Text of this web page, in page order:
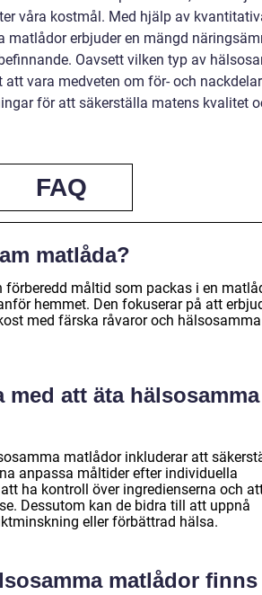
våra kostmål. Med hjälp av
matlådor erbjuder en mängd
Oavsett vilken typ av
vara medveten om för- och
för att säkerställa matens kvalitet
FAQ
matlåda?
förberedd måltid som packas i en
hemmet. Den fokuserar på att
med färska råvaror och hälsosamma
med att äta hälsosamma
matlådor inkluderar att
anpassa måltider efter individuella
ha kontroll över ingredienserna och
Dessutom kan de bidra till att uppnå
eller förbättrad hälsa.
matlådor finns